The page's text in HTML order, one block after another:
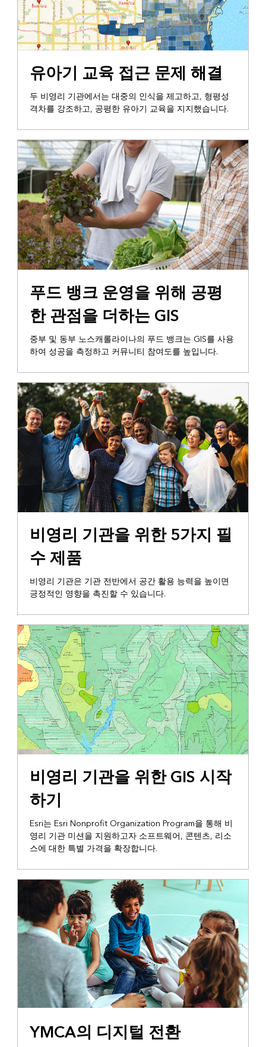
지지
유아기 교육 접근 문제 해결
두 비영리 기관에서는 대중의 인식을 제고하고, 형평성
격차를 강조하고, 공평한 유아기 교육을 지지했습니다.
인사이트 제공
푸드 뱅크 운영을 위해 공평
한 관점을 더하는 GIS
중부 및 동부 노스캐롤라이나의 푸드 뱅크는 GIS를 사용
하여 성공을 측정하고 커뮤니티 참여도를 높입니다.
GIS 기술
비영리 기관을 위한 5가지 필
수 제품
비영리 기관은 기관 전반에서 공간 활용 능력을 높이면
긍정적인 영향을 촉진할 수 있습니다.
ESRI 비영리 기관 프로그램
비영리 기관을 위한 GIS 시작
하기
Esri는 Esri Nonprofit Organization Program을 통해 비
영리 기관 미션을 지원하고자 소프트웨어, 콘텐츠, 리소
스에 대한 특별 가격을 확장합니다.
YMCA의 디지털 전환